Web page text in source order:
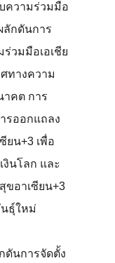
ความร่วมมือ
ลักดันการ
วมมือเอเชีย
ทางความ
าคต การ
รออกแถลง
ยน+3 เพื่อ
งินโลก และ
ขอาเซียน+3
ธุ์ใหม่
ดันการจัดตั้ง